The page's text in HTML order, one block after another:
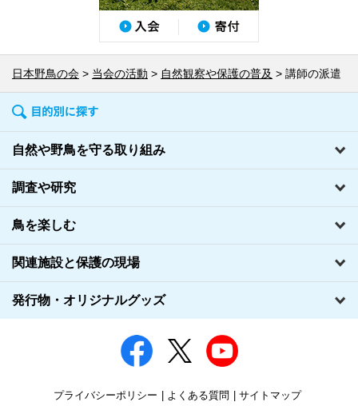
日本野鳥の会 当会の活動 自然観察や保護の普及 講師の派遣
自然や野鳥を守る取り組み
調査や研究
鳥を楽しむ
関連施設と保護の現場
発行物・オリジナルグッズ
プライバシーポリシー よくある質問 サイトマップ